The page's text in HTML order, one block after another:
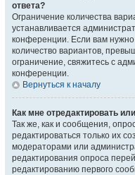
ответа?
Ограничение количества
устанавливается
конференции. Если вам нужно
количество вариантов,
ограничение, свяжитесь с
конференции.
Вернуться к началу
Как мне отредактировать
Так же, как и сообщения,
редактироваться только их
модераторами или
редактирования опроса
редактированию первого